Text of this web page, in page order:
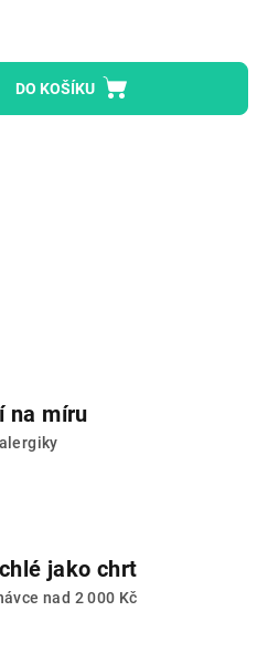
DO KOŠÍKU
na míru
jako chrt
nad 2 000 Kč